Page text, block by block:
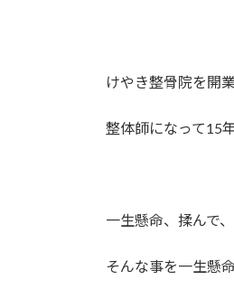
けやき整骨院を開
整体師になって15
一生懸命、揉んで
そんな事を一生懸